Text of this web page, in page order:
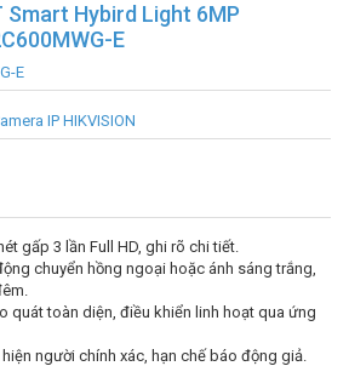
Smart Hybird Light 6MP
E
E
IP HIKVISION
gấp 3 lần Full HD, ghi rõ chi tiết.
chuyển hồng ngoại hoặc ánh sáng trắng,
quát toàn diện, điều khiển linh hoạt qua ứng
người chính xác, hạn chế báo động giả.